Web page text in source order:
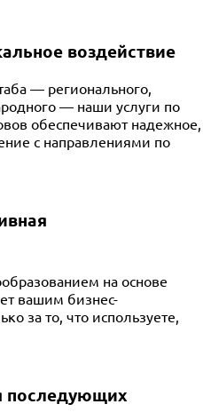
воздействие
— регионального,
— наши услуги по
обеспечивают надежное,
с направлениями по
на основе
вашим бизнес-
за то, что используете,
последующих